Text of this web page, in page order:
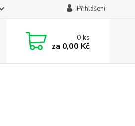
Přihlášení
0ks
za 0,00 Kč